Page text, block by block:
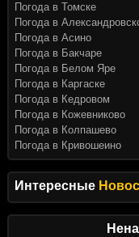
Интересные
Погода в Томске
Погода в
Погода в Асино
Погода в Бакчаре
Погода в Белом Яре
Погода в Каргаске
Погода в Кедровом
Погода в Кожевниково
Погода в Колпашево
Погода в Кривошеино